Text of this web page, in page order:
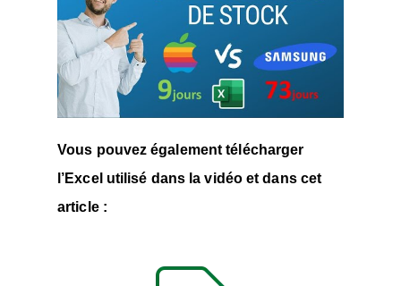
Vous pouvez également télécharger
l’Excel utilisé dans la vidéo et dans cet
article :